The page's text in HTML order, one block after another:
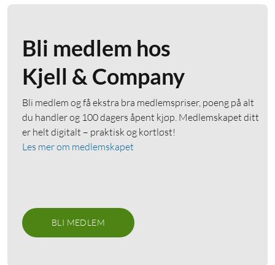
Bli medlem hos
Kjell & Company
Bli medlem og få ekstra bra medlemspriser, poeng på alt
du handler og 100 dagers åpent kjøp. Medlemskapet ditt
er helt digitalt – praktisk og kortløst!
Les mer om medlemskapet
BLI MEDLEM